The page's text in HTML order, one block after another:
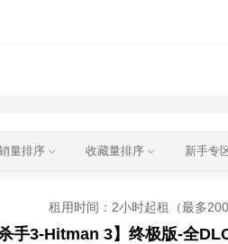
量排序 收藏量排序 新手专
租用时间 ：2小时起租（最多200
手3-Hitman 3】终极版-全